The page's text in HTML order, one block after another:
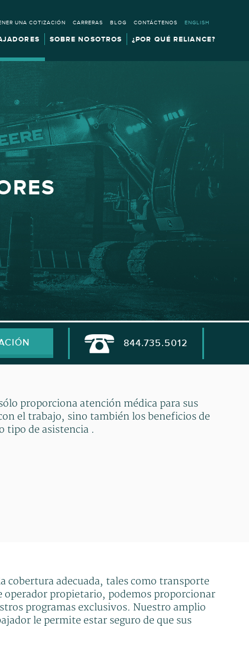
UNA COTIZACIÓN CARRERAS BLOG CONTÁCTENOS ENGLISH
SOBRE NOSOTROS ¿POR QUÉ RELIANCE?
844.735.5012
proporciona atención médica para sus
el trabajo, sino también los beneficios de
tipo de asistencia .
cobertura adecuada, tales como transporte
operador propietario, podemos proporcionar
programas exclusivos. Nuestro amplio
le permite estar seguro de que sus